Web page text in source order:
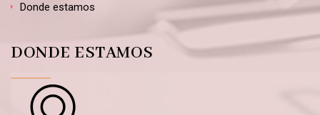
Donde estamos
DONDE ESTAMOS